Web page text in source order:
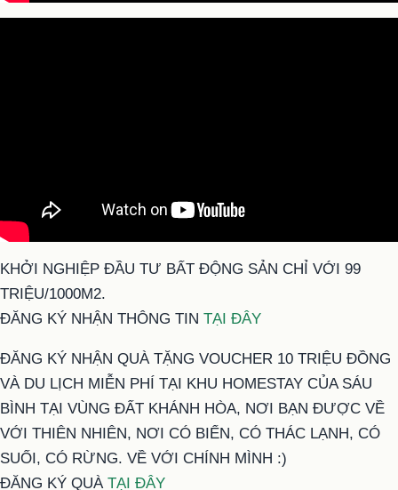
KHỞI NGHIỆP ĐẦU TƯ BẤT ĐỘNG SẢN CHỈ VỚI 99
TRIỆU/1000M2.
ĐĂNG KÝ NHẬN THÔNG TIN TẠI ĐÂY
ĐĂNG KÝ NHẬN QUÀ TẶNG VOUCHER 10 TRIỆU ĐỒNG
VÀ DU LỊCH MIỄN PHÍ TẠI KHU HOMESTAY CỦA SÁU
BÌNH TẠI VÙNG ĐẤT KHÁNH HÒA, NƠI BẠN ĐƯỢC VỀ
VỚI THIÊN NHIÊN, NƠI CÓ BIỂN, CÓ THÁC LẠNH, CÓ
SUỐI, CÓ RỪNG. VỀ VỚI CHÍNH MÌNH :)
ĐĂNG KÝ QUÀ TẠI ĐÂY